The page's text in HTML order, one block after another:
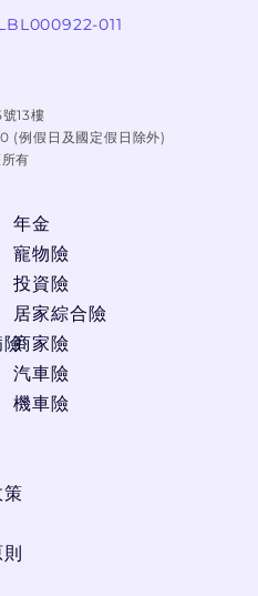
011
13樓
(例假日及國定假日除外)
有
險
年金
寵物險
投資險
居家綜合險
商家險
汽車險
機車險
策